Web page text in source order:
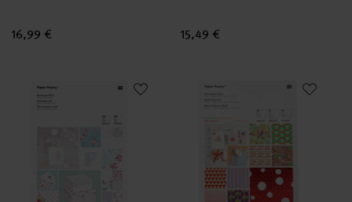
16,99 € 15,49 €
Paper Poetry Motivpapier Block Floral 21x30cm 30 Blatt
Paper Poetry Motivpapierblock